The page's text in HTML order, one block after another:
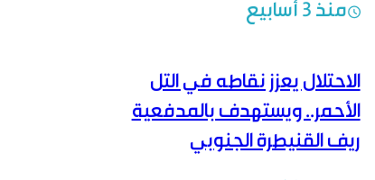
منذ 3 أسابيع
الاحتلال يعزز نقاطه في التل
الأحمر.. ويستهدف بالمدفعية
ريف القنيطرة الجنوبي